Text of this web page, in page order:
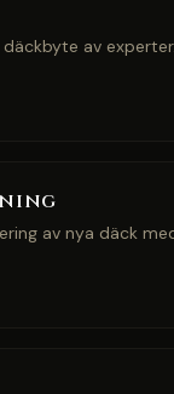
av
av nya däck